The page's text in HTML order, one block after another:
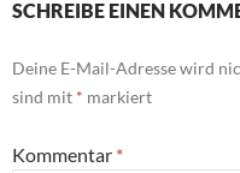
SCHREIBE EINEN
Deine E-Mail-Adresse wird
sind mit * markiert
Kommentar *